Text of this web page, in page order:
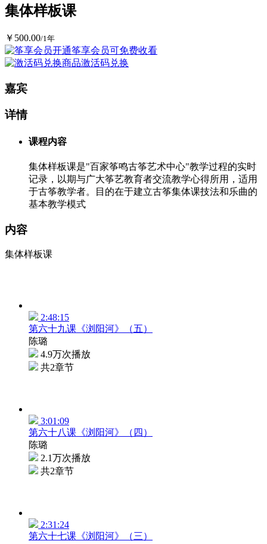
集体样板课
￥500.00/1年
开通筝享会员可免费收看
商品激活码兑换
嘉宾
详情
课程内容
集体样板课是"百家筝鸣古筝艺术中心"教学过程的实时
记录，以期与广大筝艺教育者交流教学心得所用，适用
于古筝教学者。目的在于建立古筝集体课技法和乐曲的
基本教学模式
内容
集体样板课
2:48:15
第六十九课《浏阳河》（五）
陈璐
4.9万次播放
共2章节
3:01:09
第六十八课《浏阳河》（四）
陈璐
2.1万次播放
共2章节
2:31:24
第六十七课《浏阳河》（三）